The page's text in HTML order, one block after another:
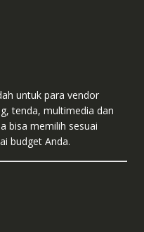
untuk para vendor
tenda, multimedia dan
bisa memilih sesuai
budget Anda.